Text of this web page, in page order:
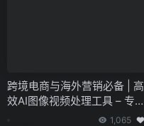
跨境电商与海外营销必备 | 高
效AI图像视频处理工具 – 专注
1,065